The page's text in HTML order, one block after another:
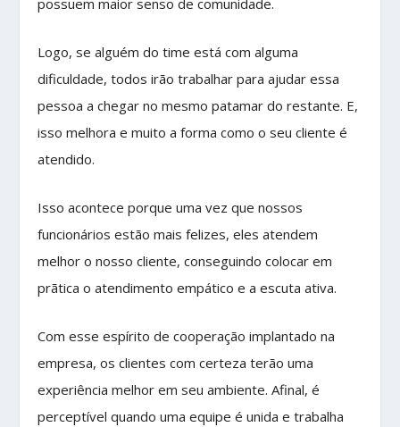
possuem maior senso de comunidade.
Logo, se alguém do time está com alguma
dificuldade, todos irão trabalhar para ajudar essa
pessoa a chegar no mesmo patamar do restante. E,
isso melhora e muito a forma como o seu cliente é
atendido.
Isso acontece porque uma vez que nossos
funcionários estão mais felizes, eles atendem
melhor o nosso cliente, conseguindo colocar em
prãtica o atendimento empático e a escuta ativa.
Com esse espírito de cooperação implantado na
empresa, os clientes com certeza terão uma
experiência melhor em seu ambiente. Afinal, é
perceptível quando uma equipe é unida e trabalha